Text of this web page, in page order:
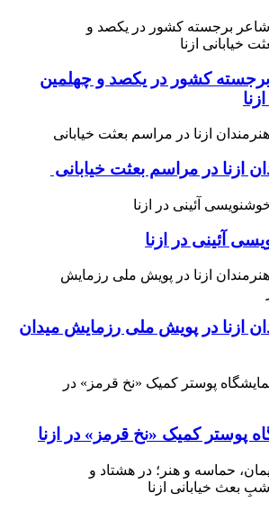
کشور در یکصد و چهلمین
ازنا در مراسم بعثت خیابانی
آئینی در ازنا
ازنا در پویش ملی رزمایش میدان
پوستر کمیک «نخ قرمز» در ازنا